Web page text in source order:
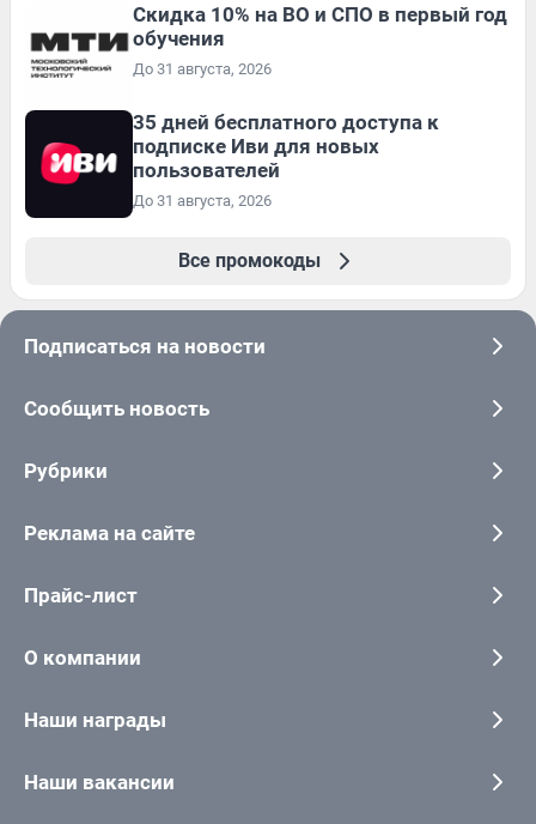
Скидка 10% на ВО и СПО в первый год
обучения
До 31 августа, 2026
35 дней бесплатного доступа к
подписке Иви для новых
пользователей
До 31 августа, 2026
Все промокоды
Подписаться на новости
Сообщить новость
Рубрики
Реклама на сайте
Прайс-лист
О компании
Наши награды
Наши вакансии